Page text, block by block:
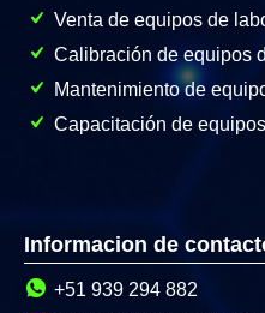
Venta de equipos de
Calibración de equipos
Mantenimiento de
Capacitación de
Informacion de
+51 939 294 882